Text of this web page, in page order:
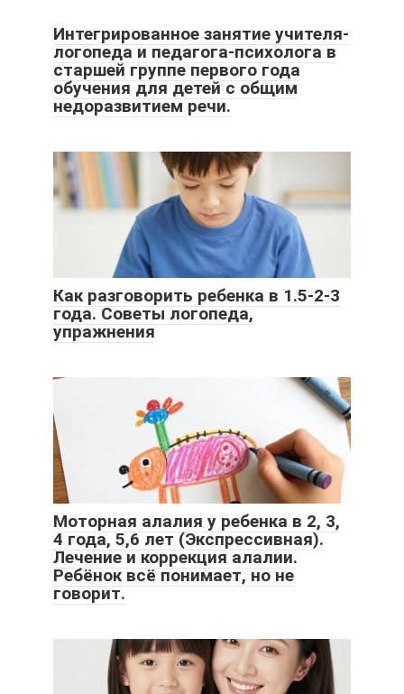
Интегрированное занятие учителя-
логопеда и педагога-психолога в
старшей группе первого года
обучения для детей с общим
недоразвитием речи.
Как разговорить ребенка в 1.5-2-3
года. Советы логопеда,
упражнения
Моторная алалия у ребенка в 2, 3,
4 года, 5,6 лет (Экспрессивная).
Лечение и коррекция алалии.
Ребёнок всё понимает, но не
говорит.